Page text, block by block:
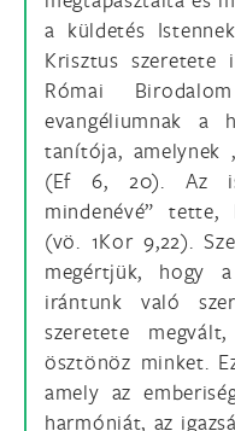
a küldetés
Krisztus
Római
evangéliumnak a
tanítója, amelynek
(Ef 6, 20). Az
mindenévé” tette,
(vö. 1Kor 9,22).
megértjük, hogy
irántunk való
szeretete
ösztönöz minket.
amely az
harmóniát, az